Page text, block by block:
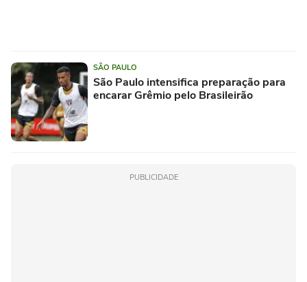
SÃO PAULO
São Paulo intensifica preparação para
encarar Grêmio pelo Brasileirão
PUBLICIDADE